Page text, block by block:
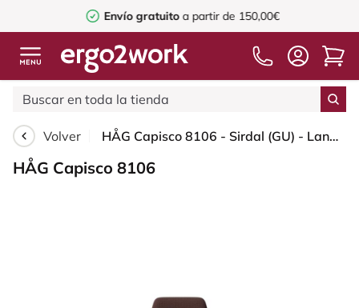
Envío gratuito a partir de 150,00€
Volver HÅG Capisco 8106 - Sirdal (GU) - Lana - SRD480 - Chestnut - Moss Grey - 200 mm (seat height 46-64cm) - Hard castors for soft floors
HÅG Capisco 8106